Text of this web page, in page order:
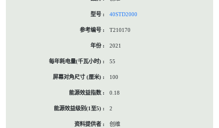
40STD2000
T210170
2021
55
100
0.18
2
创维